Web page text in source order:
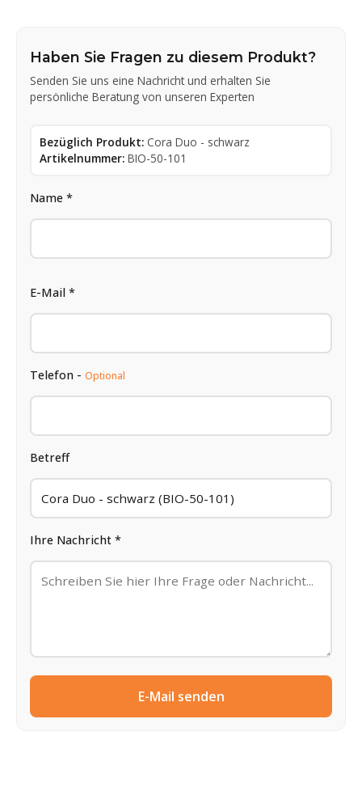
Haben Sie Fragen zu diesem Produkt?
Senden Sie uns eine Nachricht und erhalten Sie
persönliche Beratung von unseren Experten
Bezüglich Produkt: Cora Duo - schwarz
Artikelnummer: BIO-50-101
Name *
E-Mail *
Telefon - Optional
Betreff
Ihre Nachricht *
E-Mail senden